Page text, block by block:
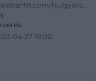
hu/
Rezso-1885-1
04-27 19:00